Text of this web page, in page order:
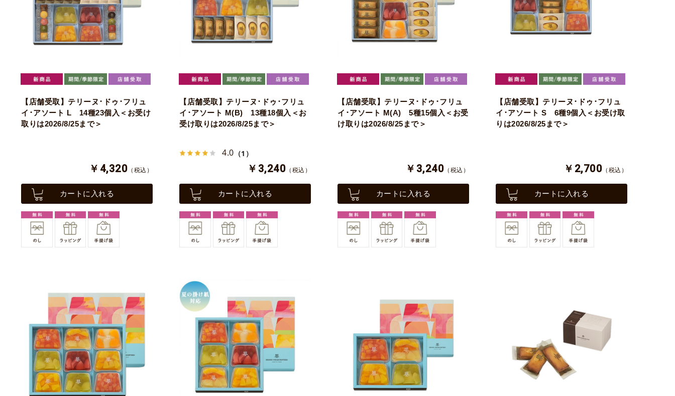
【店舗受取】テリーヌ･ドゥ･フリュ
イ･アソート L 14種23個入＜お受け
取りは2026/8/25まで＞
￥4,320 （税込）
カートに入れる
【店舗受取】テリーヌ･ドゥ･フリュ
イ･アソート M(B) 13種18個入＜お
受け取りは2026/8/25まで＞
4.0 （1）
￥3,240 （税込）
カートに入れる
【店舗受取】テリーヌ･ドゥ･フリュ
イ･アソート M(A) 5種15個入＜お受
け取りは2026/8/25まで＞
￥3,240 （税込）
カートに入れる
【店舗受取】テリーヌ･ドゥ･フリュ
イ･アソート S 6種9個入＜お受け取
りは2026/8/25まで＞
￥2,700 （税込）
カートに入れる